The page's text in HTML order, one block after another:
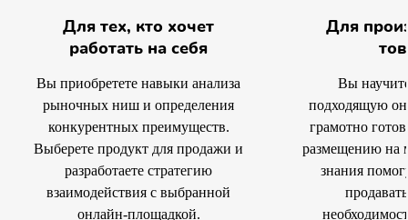
Для тех, кто хочет
работать на себя
Вы приобретете навыки анализа
рыночных ниш и определения
конкурентных преимуществ.
Выберете продукт для продажи и
разработаете стратегию
взаимодействия с выбранной
онлайн-площадкой.
Для
Вы
подходящую
грамотно
размещению на
знания